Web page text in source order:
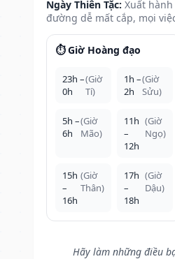
Ngày Thiên Tặc: Xuất
đường dễ mất cắp, mọi
⏱️ Giờ Hoàng đạo
23h –
0h
(Giờ
Tí)
1h –
2h
(Giờ
Sửu)
5h –
6h
(Giờ
Mão)
11h
–
12h
(Giờ
Ngọ)
15h
–
16h
(Giờ
Thân)
17h
–
18h
(Giờ
Dậu)
Hãy làm những điều